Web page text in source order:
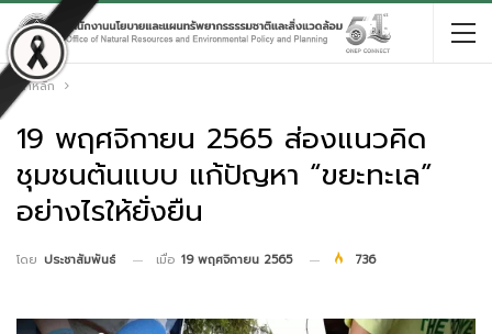
หน้าหลัก
19 พฤศจิกายน 2565 ส่องแนวคิด
ชุมชนต้นแบบ แก้ปัญหา “ขยะทะเล”
อย่างไรให้ยั่งยืน
โดย ประชาสัมพันธ์ เมื่อ 19 พฤศจิกายน 2565 736